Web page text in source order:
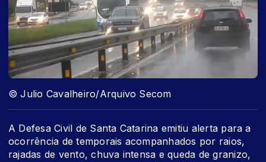
© Julio Cavalheiro/Arquivo Secom
A Defesa Civil de Santa Catarina emitiu alerta para a
ocorrência de temporais acompanhados por raios,
rajadas de vento, chuva intensa e queda de granizo,